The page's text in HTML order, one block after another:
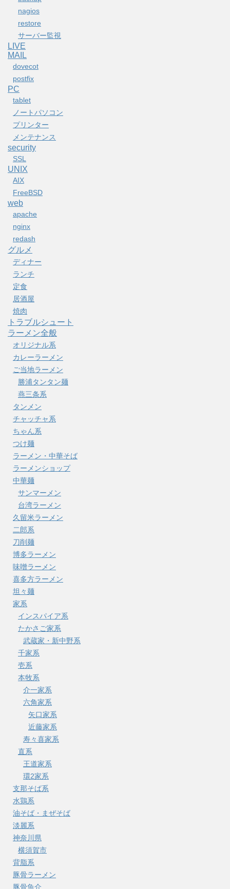
nagios
restore
サーバー監視
LIVE
MAIL
dovecot
postfix
PC
tablet
ノートパソコン
プリンター
メンテナンス
security
SSL
UNIX
AIX
FreeBSD
web
apache
nginx
redash
グルメ
ディナー
ランチ
定食
居酒屋
焼肉
トラブルシュート
ラーメン全般
オリジナル系
カレーラーメン
ご当地ラーメン
勝浦タンタン麺
燕三条系
タンメン
チャッチャ系
ちゃん系
つけ麺
ラーメン・中華そば
ラーメンショップ
中華麺
サンマーメン
台湾ラーメン
久留米ラーメン
二郎系
刀削麺
博多ラーメン
味噌ラーメン
喜多方ラーメン
坦々麺
家系
インスパイア系
たかさご家系
武蔵家・新中野系
千家系
壱系
本牧系
介一家系
六角家系
矢口家系
近藤家系
寿々喜家系
直系
王道家系
環2家系
支那そば系
水鶏系
油そば・まぜそば
淡麗系
神奈川県
横須賀市
背脂系
豚骨ラーメン
豚骨魚介